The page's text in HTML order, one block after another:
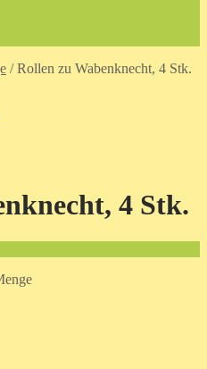
/Rollen zu Wabenknecht, 4 Stk.
4 Stk.